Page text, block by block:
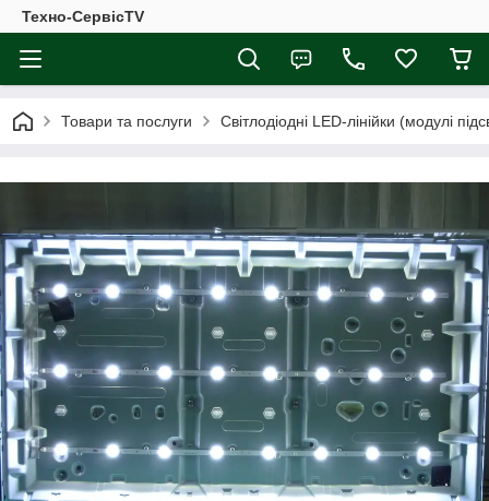
Техно-СервісTV
Товари та послуги Світлодіодні LED-лінійки (модулі